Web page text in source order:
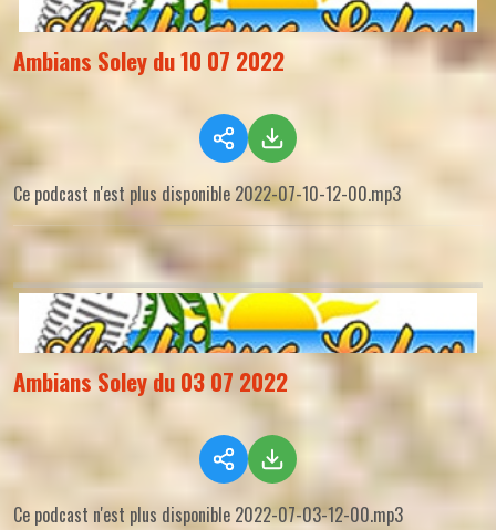
Ambians Soley du 10 07 2022
Ce podcast n'est plus disponible 2022-07-10-12-00.mp3
Ambians Soley du 03 07 2022
Ce podcast n'est plus disponible 2022-07-03-12-00.mp3